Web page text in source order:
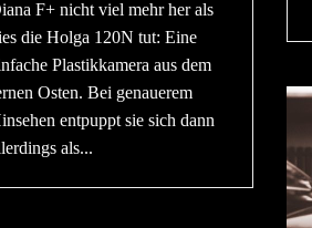
F+ nicht viel mehr her als
die Holga 120N tut: Eine
Plastikkamera aus dem
Osten. Bei genauerem
entpuppt sie sich dann
als...